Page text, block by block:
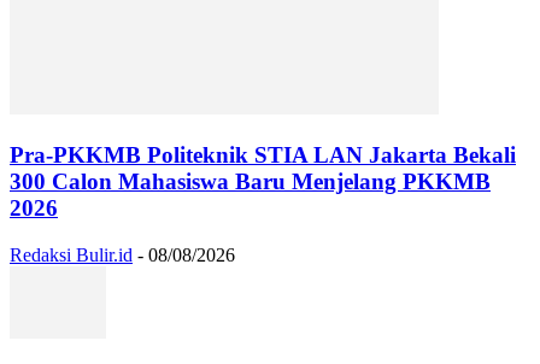
Pra-PKKMB Politeknik STIA LAN Jakarta Bekali
300 Calon Mahasiswa Baru Menjelang PKKMB
2026
Redaksi Bulir.id - 08/08/2026